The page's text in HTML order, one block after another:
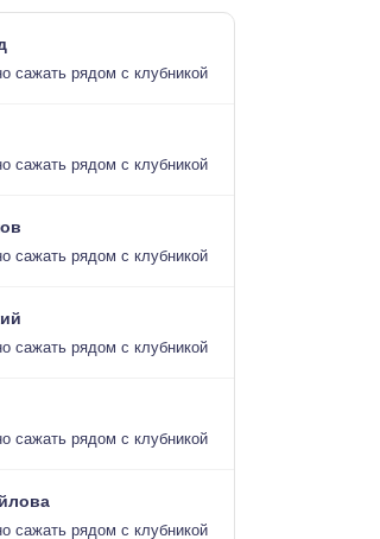
сажать рядом с клубникой
сажать рядом с клубникой
сажать рядом с клубникой
сажать рядом с клубникой
сажать рядом с клубникой
сажать рядом с клубникой